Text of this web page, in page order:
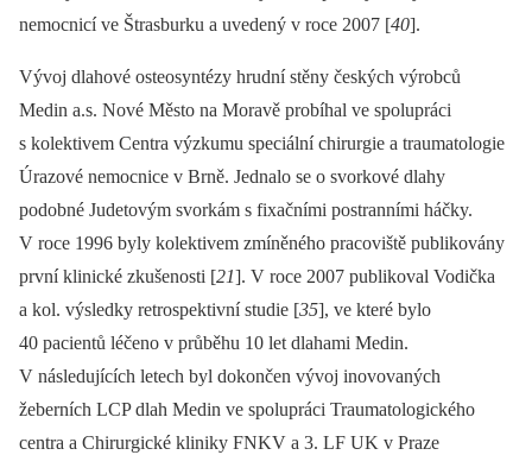
nemocnicí ve Štrasburku a uvedený v roce 2007 [40].
Vývoj dlahové osteosyntézy hrudní stěny českých výrobců
Medin a.s. Nové Město na Moravě probíhal ve spolupráci
s kolektivem Centra výzkumu speciální chirurgie a traumatologie
Úrazové nemocnice v Brně. Jednalo se o svorkové dlahy
podobné Judetovým svorkám s fixačními postranními háčky.
V roce 1996 byly kolektivem zmíněného pracoviště publikovány
první klinické zkušenosti [21]. V roce 2007 publikoval Vodička
a kol. výsledky retrospektivní studie [35], ve které bylo
40 pacientů léčeno v průběhu 10 let dlahami Medin.
V následujících letech byl dokončen vývoj inovovaných
žeberních LCP dlah Medin ve spolupráci Traumatologického
centra a Chirurgické kliniky FNKV a 3. LF UK v Praze